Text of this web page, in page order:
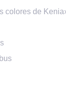
colores de